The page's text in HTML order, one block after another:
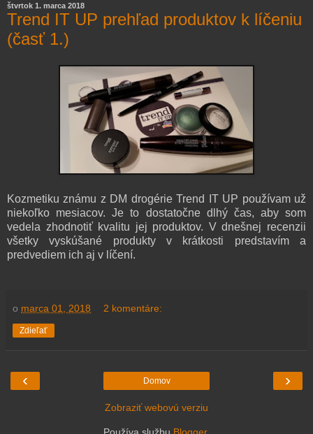
štvrtok 1. marca 2018
Trend IT UP prehľad produktov k líčeniu
(časť 1.)
Kozmetiku známu z DM drogérie Trend IT UP používam už
niekoľko mesiacov. Je to dostatočne dlhý čas, aby som
vedela zhodnotiť kvalitu jej produktov. V dnešnej recenzii
všetky vyskúšané produkty v krátkosti predstavím a
predvediem ich aj v líčení.
o marca 01, 2018 2 komentáre:
Zdieľať
‹ ›
Domov
Zobraziť webovú verziu